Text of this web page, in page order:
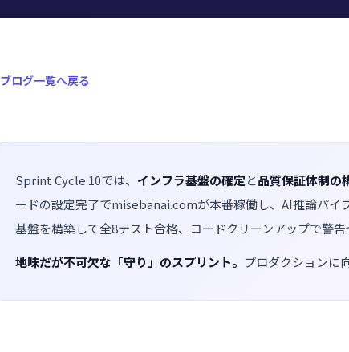
ブログ一覧へ戻る
Sprint Cycle 10では、 インフラ基盤の確定と品質保証体制の
ードの設定完了でmisebanai.comが本番稼働し、AI推論パイ
基盤を構築して全8テスト合格、コードクリーンアップで警告
地味だが不可欠な「守り」のスプリント。 プロダクションに